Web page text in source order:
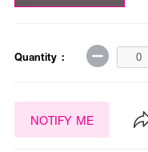
Quantity :
NOTIFY ME